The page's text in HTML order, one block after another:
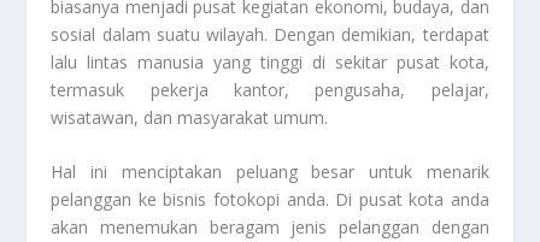
biasanya menjadi pusat kegiatan ekonomi, budaya, dan
sosial dalam suatu wilayah. Dengan demikian, terdapat
lalu lintas manusia yang tinggi di sekitar pusat kota,
termasuk pekerja kantor, pengusaha, pelajar,
wisatawan, dan masyarakat umum.
Hal ini menciptakan peluang besar untuk menarik
pelanggan ke bisnis fotokopi anda. Di pusat kota anda
akan menemukan beragam jenis pelanggan dengan